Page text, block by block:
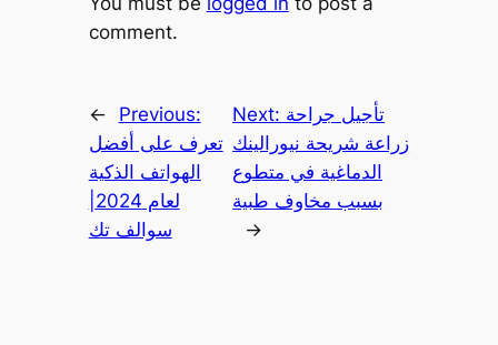
comment.
←
Previous:
تعرف على أفضل
الهواتف الذكية
سوالف تك
Next: تأجيل جراحة
زراعة شريحة نيورالينك
الدماغية في متطوع
بسبب مخاوف طبية
→